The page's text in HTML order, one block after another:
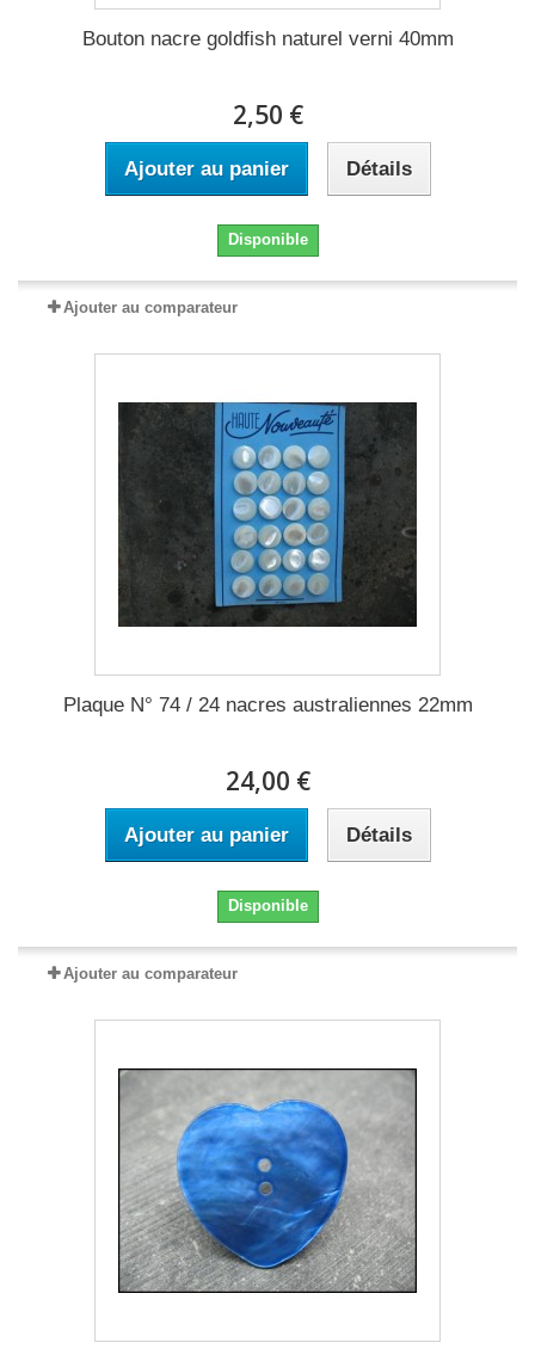
Bouton nacre goldfish naturel verni 40mm
2,50 €
Ajouter au panier Détails
Disponible
Ajouter au comparateur
Plaque N° 74 / 24 nacres australiennes 22mm
24,00 €
Ajouter au panier Détails
Disponible
Ajouter au comparateur